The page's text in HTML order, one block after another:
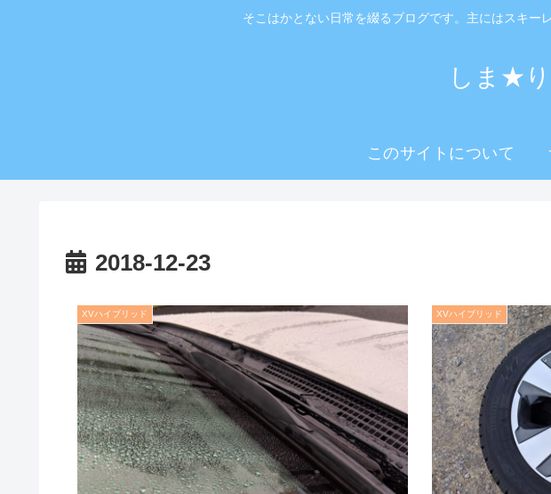
そこはかとない日常を綴るブログです。主にはスキー
しま★
このサイトについて
2018-12-23
XVハイブリッド XVハイブリッド